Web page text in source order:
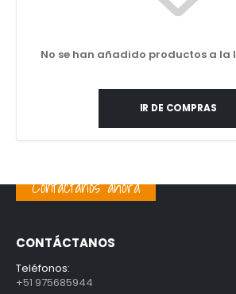
No se han añadido productos a la
IR DE COMPRAS
Contáctanos ahora
CONTÁCTANOS
Teléfonos:
+51 975685944